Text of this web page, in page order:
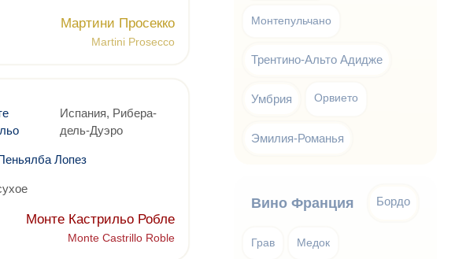
Мартини Просекко
Martini Prosecco
Испания, Рибера-
дель-Дуэро
Лопез
Монте Кастрильо Робле
Monte Castrillo Roble
Монтепульчано
Трентино-Альто Адидже
Умбрия Орвието
Эмилия-Романья
Вино Франция Бордо
Грав Медок